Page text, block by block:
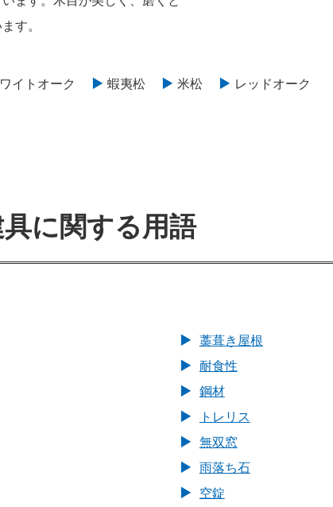
す。
イトオーク 蝦夷松 米松 レッドオーク
に関する用語
藁葺き屋根
耐食性
鋼材
トレリス
無双窓
雨落ち石
空錠